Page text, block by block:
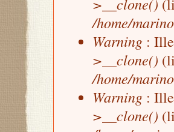
/home/
Warning :
>__clone()
/home/
Warning :
>__clone()